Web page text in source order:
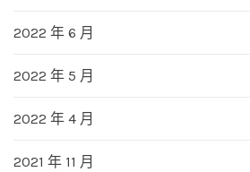
2022 年 6 月
2022 年 5 月
2022 年 4 月
2021 年 11 月